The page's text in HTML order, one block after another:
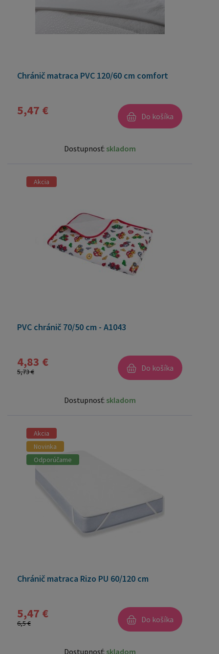
Chránič matraca PVC 120/60 cm comfort
5,47 € Do košíka
Dostupnosť: skladom
Akcia
PVC chránič 70/50 cm - A1043
4,83 €
5,73 € Do košíka
Dostupnosť: skladom
Akcia
Novinka
Odporúčame
Chránič matraca Rizo PU 60/120 cm
5,47 €
6,5 € Do košíka
Dostupnosť: skladom